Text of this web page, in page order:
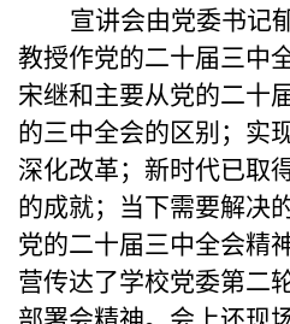
宣讲会由党委书记
教授作党的二十届三中
宋继和主要从党的二十
的三中全会的区别；实
深化改革；新时代已取
的成就；当下需要解决
党的二十届三中全会精
营传达了学校党委第二